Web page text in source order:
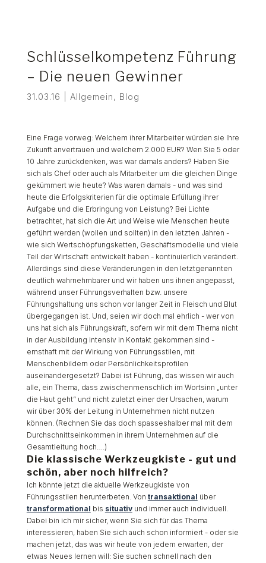
Schlüsselkompetenz Führung
– Die neuen Gewinner
31.03.16 Allgemein, Blog
Eine Frage vorweg: Welchem ihrer Mitarbeiter würden sie Ihre
Zukunft anvertrauen und welchem 2.000 EUR? Wen Sie 5 oder
10 Jahre zurückdenken, was war damals anders? Haben Sie
sich als Chef oder auch als Mitarbeiter um die gleichen Dinge
gekümmert wie heute? Was waren damals - und was sind
heute die Erfolgskriterien für die optimale Erfüllung ihrer
Aufgabe und die Erbringung von Leistung? Bei Lichte
betrachtet, hat sich die Art und Weise wie Menschen heute
geführt werden (wollen und sollten) in den letzten Jahren -
wie sich Wertschöpfungsketten, Geschäftsmodelle und viele
Teil der Wirtschaft entwickelt haben - kontinuierlich verändert.
Allerdings sind diese Veränderungen in den letztgenannten
deutlich wahrnehmbarer und wir haben uns ihnen angepasst,
während unser Führungsverhalten bzw. unsere
Führungshaltung uns schon vor langer Zeit in Fleisch und Blut
übergegangen ist. Und, seien wir doch mal ehrlich - wer von
uns hat sich als Führungskraft, sofern wir mit dem Thema nicht
in der Ausbildung intensiv in Kontakt gekommen sind -
ernsthaft mit der Wirkung von Führungsstilen, mit
Menschenbildern oder Persönlichkeitsprofilen
auseinandergesetzt? Dabei ist Führung, das wissen wir auch
alle, ein Thema, dass zwischenmenschlich im Wortsinn „unter
die Haut geht“ und nicht zuletzt einer der Ursachen, warum
wir über 30% der Leitung in Unternehmen nicht nutzen
können. (Rechnen Sie das doch spasseshalber mal mit dem
Durchschnittseinkommen in ihrem Unternehmen auf die
Gesamtleitung hoch….)
Die klassische Werkzeugkiste - gut und
schön, aber noch hilfreich?
Ich könnte jetzt die aktuelle Werkzeugkiste von
Führungsstilen herunterbeten. Von transaktional über
transformational bis situativund immer auch individuell.
Dabei bin ich mir sicher, wenn Sie sich für das Thema
interessieren, haben Sie sich auch schon informiert - oder sie
machen jetzt, das was wir heute von jedem erwarten, der
etwas Neues lernen will: Sie suchen schnell nach den